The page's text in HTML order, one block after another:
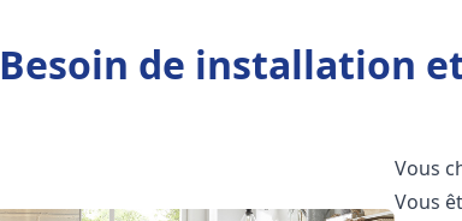
Besoin de installation
Vous
Vous